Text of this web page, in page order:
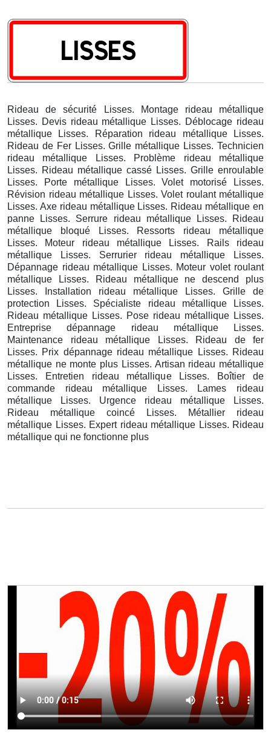
Rideau de sécurité Lisses. Montage rideau métallique
Lisses. Devis rideau métallique Lisses. Déblocage rideau
métallique Lisses. Réparation rideau métallique Lisses.
Rideau de Fer Lisses. Grille métallique Lisses. Technicien
rideau métallique Lisses. Problème rideau métallique
Lisses. Rideau métallique cassé Lisses. Grille enroulable
Lisses. Porte métallique Lisses. Volet motorisé Lisses.
Révision rideau métallique Lisses. Volet roulant métallique
Lisses. Axe rideau métallique Lisses. Rideau métallique en
panne Lisses. Serrure rideau métallique Lisses. Rideau
métallique bloqué Lisses. Ressorts rideau métallique
Lisses. Moteur rideau métallique Lisses. Rails rideau
métallique Lisses. Serrurier rideau métallique Lisses.
Dépannage rideau métallique Lisses. Moteur volet roulant
métallique Lisses. Rideau métallique ne descend plus
Lisses. Installation rideau métallique Lisses. Grille de
protection Lisses. Spécialiste rideau métallique Lisses.
Rideau métallique Lisses. Pose rideau métallique Lisses.
Entreprise dépannage rideau métallique Lisses.
Maintenance rideau métallique Lisses. Rideau de fer
Lisses. Prix dépannage rideau métallique Lisses. Rideau
métallique ne monte plus Lisses. Artisan rideau métallique
Lisses. Entretien rideau métallique Lisses. Boîtier de
commande rideau métallique Lisses. Lames rideau
métallique Lisses. Urgence rideau métallique Lisses.
Rideau métallique coincé Lisses. Métallier rideau
métallique Lisses. Expert rideau métallique Lisses. Rideau
métallique qui ne fonctionne plus